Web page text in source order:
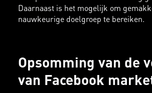
Daarnaast is het mogelijk om
nauwkeurige doelgroep te bereiken.
Opsomming van de
van Facebook